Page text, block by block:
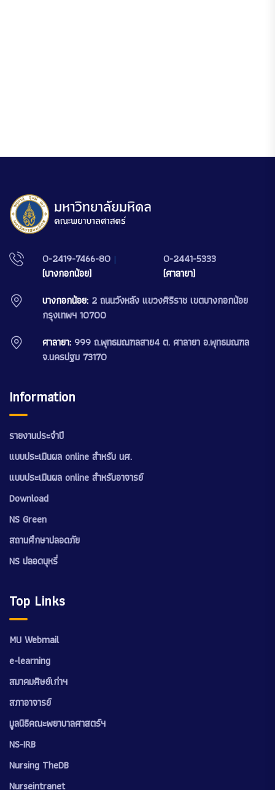
0-2419-7466-80 |
(บางกอกน้อย)
0-2441-5333
(ศาลายา)
บางกอกน้อย: 2 ถนนวังหลัง แขวงศิริราช เขตบางกอกน้อย
กรุงเทพฯ 10700
ศาลายา: 999 ถ.พุทธมณฑลสาย4 ต. ศาลายา อ.พุทธมณฑล
จ.นครปฐม 73170
Information
รายงานประจำปี
แบบประเมินผล online สำหรับ นศ.
แบบประเมินผล online สำหรับอาจารย์
Download
NS Green
สถานศึกษาปลอดภัย
NS ปลอดบุหรี่
Top Links
MU Webmail
e-learning
สมาคมศิษย์เก่าฯ
สภาอาจารย์
มูลนิธิคณะพยาบาลศาสตร์ฯ
NS-IRB
Nursing TheDB
Nurseintranet